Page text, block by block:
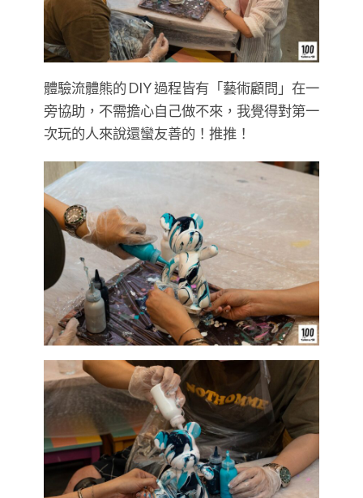
體驗流體熊的 DIY 過程皆有「藝術顧問」在一
旁協助，不需擔心自己做不來，我覺得對第一
次玩的人來說還蠻友善的！推推！